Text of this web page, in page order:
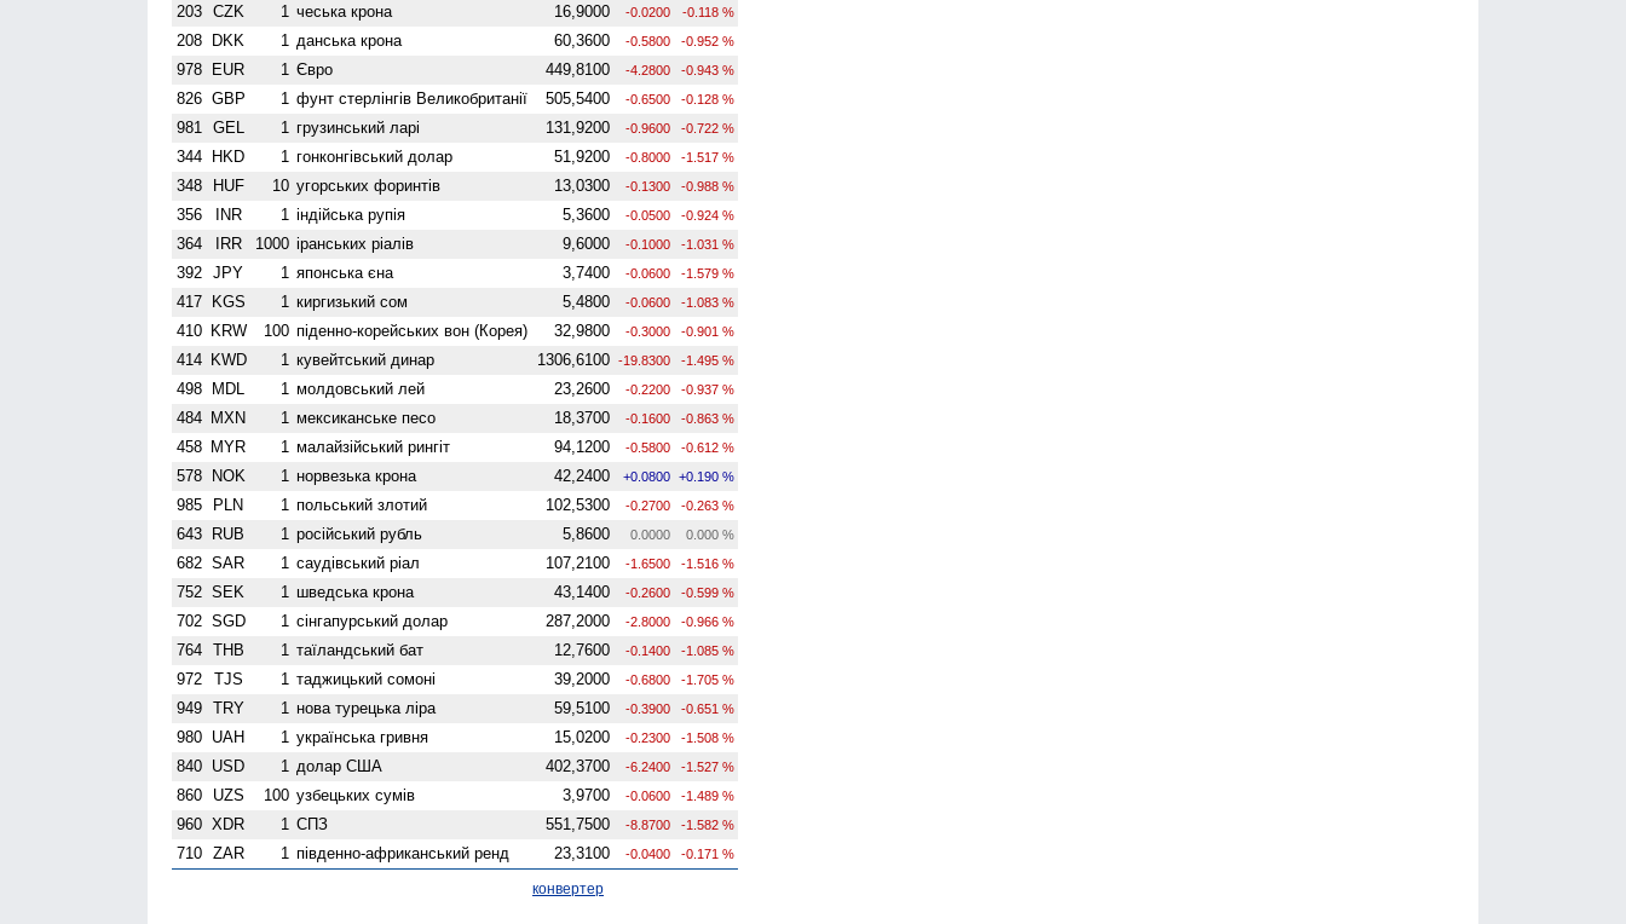
203 CZK 1 чеська крона 16,9000 -0.0200 -0.118 %
208 DKK 1 данська крона 60,3600 -0.5800 -0.952 %
978 EUR 1 Євро 449,8100 -4.2800 -0.943 %
826 GBP 1 фунт стерлінгів Велико­британії 505,5400 -0.6500 -0.128 %
981 GEL 1 грузинський ларі 131,9200 -0.9600 -0.722 %
344 HKD 1 гонконгівський долар 51,9200 -0.8000 -1.517 %
348 HUF 10 угорських форинтів 13,0300 -0.1300 -0.988 %
356 INR 1 індійська рупія 5,3600 -0.0500 -0.924 %
364 IRR 1000 іранських ріалів 9,6000 -0.1000 -1.031 %
392 JPY 1 японська єна 3,7400 -0.0600 -1.579 %
417 KGS 1 киргизький сом 5,4800 -0.0600 -1.083 %
410 KRW 100 піденно-корейських вон (Корея) 32,9800 -0.3000 -0.901 %
414 KWD 1 кувейтський динар 1306,6100 -19.8300 -1.495 %
498 MDL 1 молдовський лей 23,2600 -0.2200 -0.937 %
484 MXN 1 мексиканське песо 18,3700 -0.1600 -0.863 %
458 MYR 1 малайзійський рингіт 94,1200 -0.5800 -0.612 %
578 NOK 1 норвезька крона 42,2400 +0.0800 +0.190 %
985 PLN 1 польський злотий 102,5300 -0.2700 -0.263 %
643 RUB 1 російський рубль 5,8600 0.0000 0.000 %
682 SAR 1 саудівський ріал 107,2100 -1.6500 -1.516 %
752 SEK 1 шведська крона 43,1400 -0.2600 -0.599 %
702 SGD 1 сінгапурський долар 287,2000 -2.8000 -0.966 %
764 THB 1 таїландський бат 12,7600 -0.1400 -1.085 %
972 TJS 1 таджицький сомоні 39,2000 -0.6800 -1.705 %
949 TRY 1 нова турецька ліра 59,5100 -0.3900 -0.651 %
980 UAH 1 українська гривня 15,0200 -0.2300 -1.508 %
840 USD 1 долар США 402,3700 -6.2400 -1.527 %
860 UZS 100 узбецьких сумів 3,9700 -0.0600 -1.489 %
960 XDR 1 СПЗ 551,7500 -8.8700 -1.582 %
710 ZAR 1 південно-африканський ренд 23,3100 -0.0400 -0.171 %
конвертер